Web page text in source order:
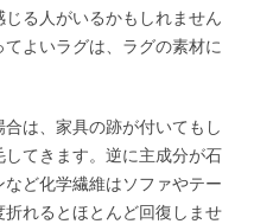
る人がいるかもしれません
よいラグは、ラグの素材に
は、家具の跡が付いてもし
てきます。逆に主成分が石
ど化学繊維はソファやテー
れるとほとんど回復しませ